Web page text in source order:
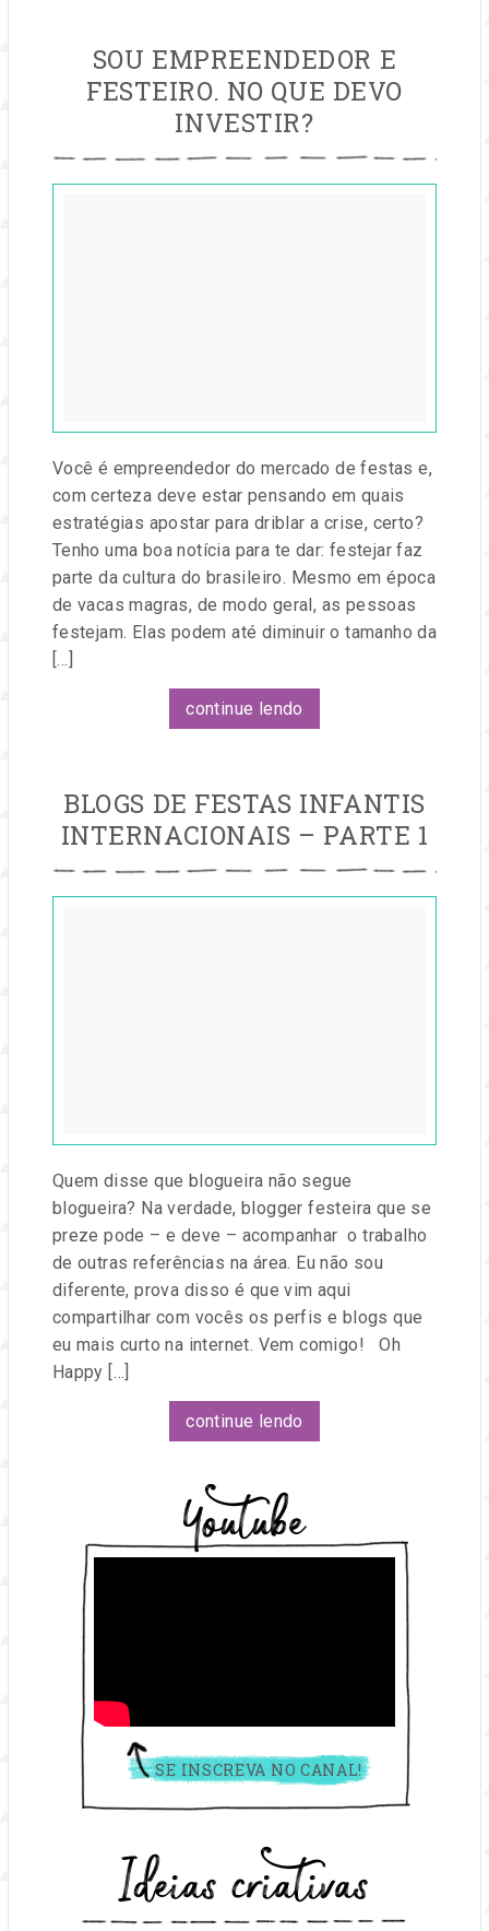
SOU EMPREENDEDOR E
FESTEIRO. NO QUE DEVO
INVESTIR?
Publicado
em
Você é empreendedor do mercado de festas e,
com certeza deve estar pensando em quais
estratégias apostar para driblar a crise, certo?
Tenho uma boa notícia para te dar: festejar faz
parte da cultura do brasileiro. Mesmo em época
de vacas magras, de modo geral, as pessoas
festejam. Elas podem até diminuir o tamanho da
[…]
continue lendo
BLOGS DE FESTAS INFANTIS
INTERNACIONAIS – PARTE 1
Publicado
em
Quem disse que blogueira não segue
blogueira? Na verdade, blogger festeira que se
preze pode – e deve – acompanhar o trabalho
de outras referências na área. Eu não sou
diferente, prova disso é que vim aqui
compartilhar com vocês os perfis e blogs que
eu mais curto na internet. Vem comigo! Oh
Happy […]
continue lendo
Youtube
SE INSCREVA NO CANAL!
Ideias criativas